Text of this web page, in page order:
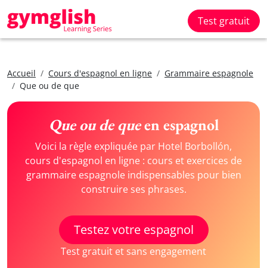
Test gratuit
Accueil Cours d'espagnol en ligne
Grammaire espagnole
Que ou de que
Que ou de queen espagnol
Voici la règle expliquée par Hotel Borbollón,
cours d'espagnol en ligne : cours et exercices de
grammaire espagnole indispensables pour bien
construire ses phrases.
Testez votre espagnol
Test gratuit et sans engagement